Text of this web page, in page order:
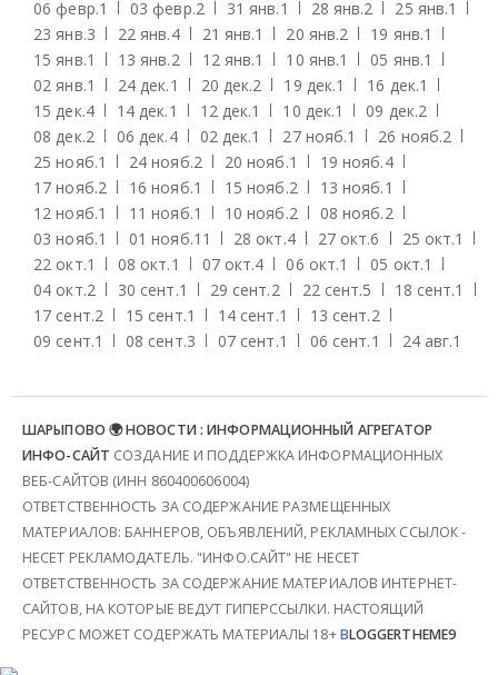
06 февр.1 03 февр.2 31 янв.1 28 янв.2 25 янв.1
23 янв.3 22 янв.4 21 янв.1 20 янв.2 19 янв.1
15 янв.1 13 янв.2 12 янв.1 10 янв.1 05 янв.1
02 янв.1 24 дек.1 20 дек.2 19 дек.1 16 дек.1
15 дек.4 14 дек.1 12 дек.1 10 дек.1 09 дек.2
08 дек.2 06 дек.4 02 дек.1 27 нояб.1 26 нояб.2
25 нояб.1 24 нояб.2 20 нояб.1 19 нояб.4
17 нояб.2 16 нояб.1 15 нояб.2 13 нояб.1
12 нояб.1 11 нояб.1 10 нояб.2 08 нояб.2
03 нояб.1 01 нояб.11 28 окт.4 27 окт.6 25 окт.1
22 окт.1 08 окт.1 07 окт.4 06 окт.1 05 окт.1
04 окт.2 30 сент.1 29 сент.2 22 сент.5 18 сент.1
17 сент.2 15 сент.1 14 сент.1 13 сент.2
09 сент.1 08 сент.3 07 сент.1 06 сент.1 24 авг.1
ШАРЫПОВО 🌍 НОВОСТИ : ИНФОРМАЦИОННЫЙ АГРЕГАТОР
ИНФО-САЙТ СОЗДАНИЕ И ПОДДЕРЖКА ИНФОРМАЦИОННЫХ
ВЕБ-САЙТОВ (ИНН 860400606004)
ОТВЕТСТВЕННОСТЬ ЗА СОДЕРЖАНИЕ РАЗМЕЩЕННЫХ
МАТЕРИАЛОВ: БАННЕРОВ, ОБЪЯВЛЕНИЙ, РЕКЛАМНЫХ ССЫЛОК -
НЕСЕТ РЕКЛАМОДАТЕЛЬ. "ИНФО.САЙТ" НЕ НЕСЕТ
ОТВЕТСТВЕННОСТЬ ЗА СОДЕРЖАНИЕ МАТЕРИАЛОВ ИНТЕРНЕТ-
САЙТОВ, НА КОТОРЫЕ ВЕДУТ ГИПЕРССЫЛКИ. НАСТОЯЩИЙ
РЕСУРС МОЖЕТ СОДЕРЖАТЬ МАТЕРИАЛЫ 18+BLOGGERTHEME9